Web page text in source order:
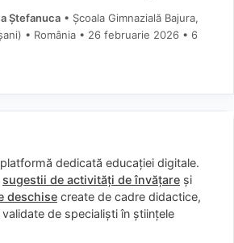
Ștefanuca• Școala Gimnazială Bajura,
• România
26 februarie 2026 • 6
dedicată educației digitale.
sugestii de activități de învățare și
deschise create de cadre didactice,
de specialiști în științele